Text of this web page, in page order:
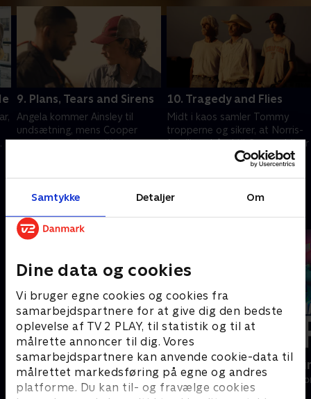
Samtykke Detaljer Om
Dine data og cookies
Vi bruger egne cookies og cookies fra
samarbejdspartnere for at give dig den bedste
oplevelse af TV 2 PLAY, til statistik og til at
målrette annoncer til dig. Vores
samarbejdspartnere kan anvende cookie-data til
målrettet markedsføring på egne og andres
platforme. Du kan til- og fravælge cookies
9. Plans, Tears and Sirens
Angela kommer Ainsley til
undsætning, mens Cooper
cementerer sin position som
10. Tragedy and Flies
Midt i kaos samler Tommy
tropperne og sikrer, at Norris-
familiens bånd til Cooper bliver
Luftens læger
Drama • 3 sæsoner
Happy
Drama • 1